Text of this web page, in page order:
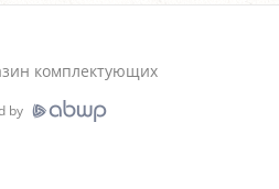
комплектующих
by